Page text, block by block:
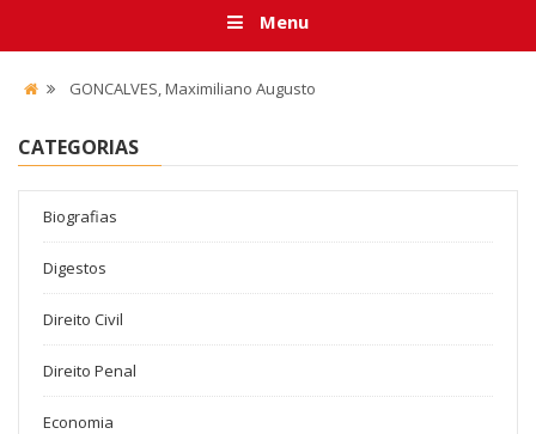
Menu
GONCALVES, Maximiliano Augusto
CATEGORIAS
Biografias
Digestos
Direito Civil
Direito Penal
Economia